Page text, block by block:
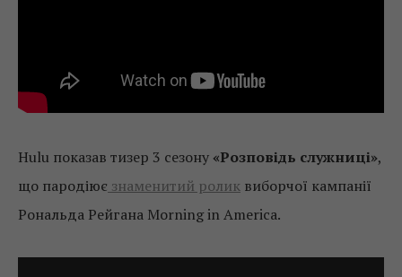
Hulu показав тизер 3 сезону «Розповідь служниці»,
що пародіює знаменитий ролик виборчої кампанії
Рональда Рейгана Morning in America.